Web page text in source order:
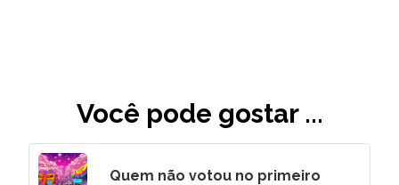
Você pode gostar ...
Quem não votou no primeiro